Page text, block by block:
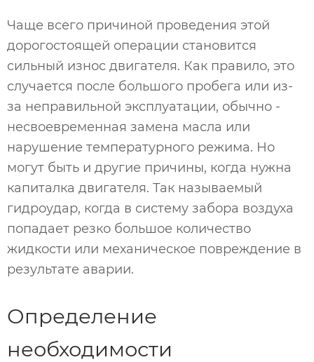
Чаще всего причиной проведения этой
дорогостоящей операции становится
сильный износ двигателя. Как правило, это
случается после большого пробега или из-
за неправильной эксплуатации, обычно -
несвоевременная замена масла или
нарушение температурного режима. Но
могут быть и другие причины, когда нужна
капиталка двигателя. Так называемый
гидроудар, когда в систему забора воздуха
попадает резко большое количество
жидкости или механическое повреждение в
результате аварии.
Определение
необходимости